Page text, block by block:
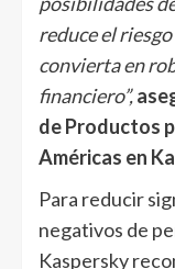
reduce el
convierta en
financiero”,
de Productos
Américas en
Para reducir
negativos de
Kaspersky